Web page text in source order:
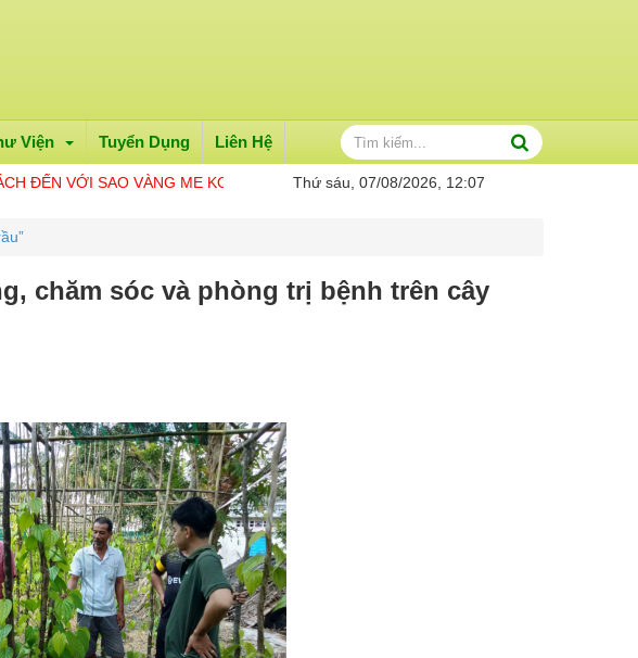
Viện Tuyển Dụng Liên Hệ
ME KONG THÔNG TIN CẦN BIẾTThứ sáu, 07/08/2026, 12:07
chăm sóc và phòng trị bệnh trên cây